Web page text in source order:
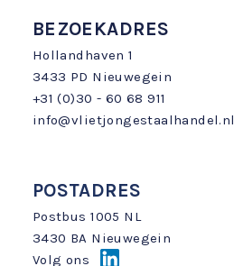
BEZOEKADRES
Hollandhaven 1
3433 PD Nieuwegein
+31 (0)30 - 60 68 911
info@vlietjongestaalhandel.nl
POSTADRES
Postbus 1005 NL
3430 BA Nieuwegein
Volg ons